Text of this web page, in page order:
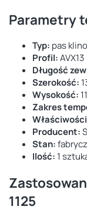
Parametry
Typ: pas
Profil:AVX13
Długość
Szerokość:
Wysokość:
Zakres
Producent:
Stan:
Ilość: 1
1125